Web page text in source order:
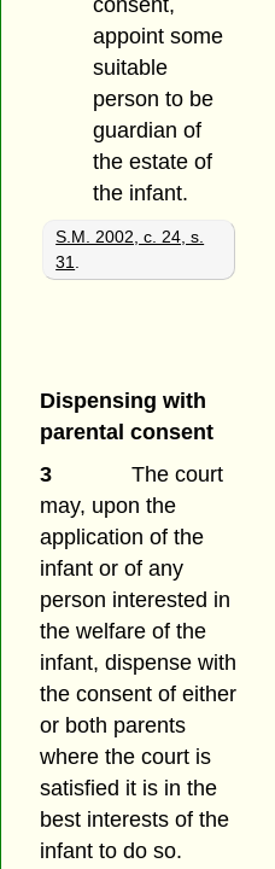
consent,
appoint some
suitable
person to be
guardian of
the estate of
the infant.
S.M. 2002, c. 24, s.
31
Dispensing with
parental consent
3
The court
may, upon the
application of the
infant or of any
person interested in
the welfare of the
infant, dispense with
the consent of either
or both parents
where the court is
satisfied it is in the
best interests of the
infant to do so.